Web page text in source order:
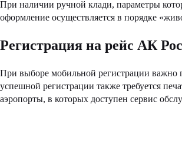
При наличии ручной клади, параметры
оформление осуществляется в порядке
Регистрация на рейс АК
При выборе мобильной регистрации важно
успешной регистрации также требуется
аэропорты, в которых доступен сервис